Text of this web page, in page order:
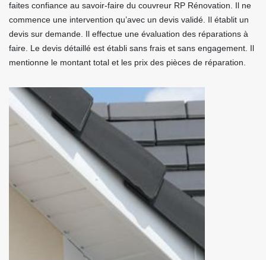
faites confiance au savoir-faire du couvreur RP Rénovation. Il ne
commence une intervention qu’avec un devis validé. Il établit un
devis sur demande. Il effectue une évaluation des réparations à
faire. Le devis détaillé est établi sans frais et sans engagement. Il
mentionne le montant total et les prix des pièces de réparation.